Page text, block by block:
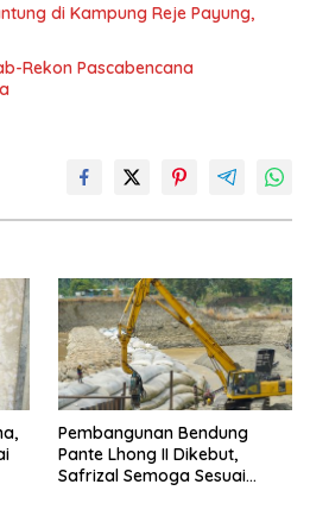
di Kampung Reje Payung,
Rekon Pascabencana
Pembangunan Bendung
Pante Lhong II Dikebut,
Safrizal Semoga Sesuai